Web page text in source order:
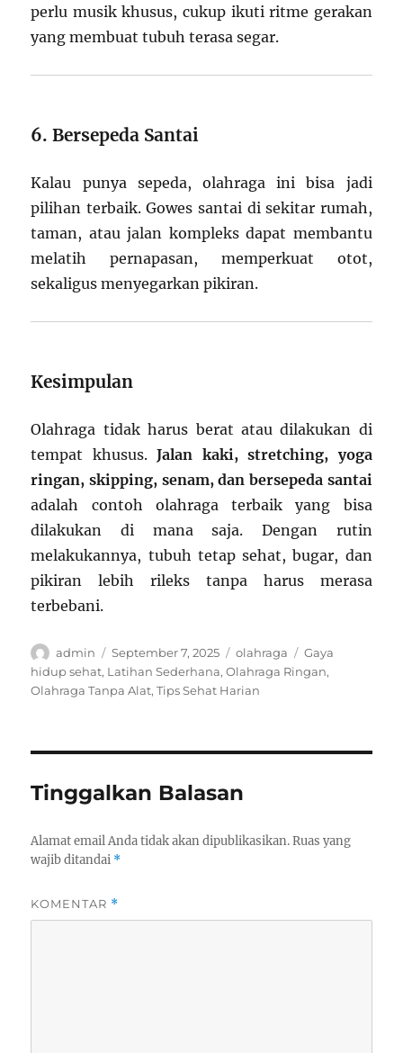
perlu musik khusus, cukup ikuti ritme gerakan
yang membuat tubuh terasa segar.
6. Bersepeda Santai
Kalau punya sepeda, olahraga ini bisa jadi
pilihan terbaik. Gowes santai di sekitar rumah,
taman, atau jalan kompleks dapat membantu
melatih pernapasan, memperkuat otot,
sekaligus menyegarkan pikiran.
Kesimpulan
Olahraga tidak harus berat atau dilakukan di
tempat khusus.Jalan kaki, stretching, yoga
ringan, skipping, senam, dan bersepeda santai
adalah contoh olahraga terbaik yang bisa
dilakukan di mana saja. Dengan rutin
melakukannya, tubuh tetap sehat, bugar, dan
pikiran lebih rileks tanpa harus merasa
terbebani.
Author
admin
Posted
on
September 7, 2025 Categories
olahraga Tags
Gaya
hidup sehat, Latihan Sederhana,Olahraga Ringan,
Olahraga Tanpa Alat,Tips Sehat Harian
Tinggalkan Balasan
Alamat email Anda tidak akan dipublikasikan. Ruas yang
wajib ditandai *
KOMENTAR *